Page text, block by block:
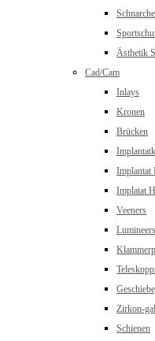
Ästhetik
Cad/Cam
Inlays
Kronen
Brücken
Implantat
Implatat
Veeners
Lumineers
Zirkon-
Schienen